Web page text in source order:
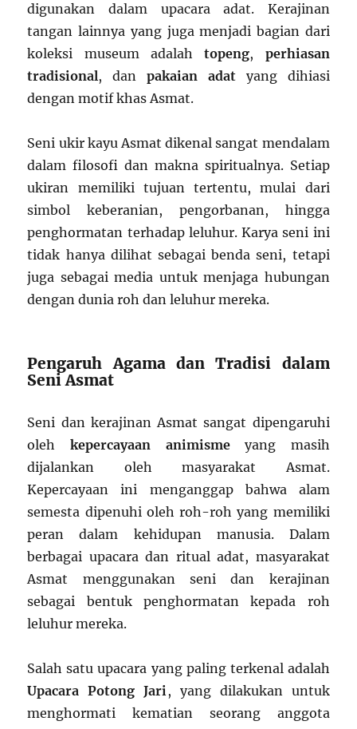
digunakan dalam upacara adat. Kerajinan
tangan lainnya yang juga menjadi bagian dari
koleksi museum adalahtopeng, perhiasan
tradisional, danpakaian adatyang dihiasi
dengan motif khas Asmat.
Seni ukir kayu Asmat dikenal sangat mendalam
dalam filosofi dan makna spiritualnya. Setiap
ukiran memiliki tujuan tertentu, mulai dari
simbol keberanian, pengorbanan, hingga
penghormatan terhadap leluhur. Karya seni ini
tidak hanya dilihat sebagai benda seni, tetapi
juga sebagai media untuk menjaga hubungan
dengan dunia roh dan leluhur mereka.
Pengaruh Agama dan Tradisi dalam
Seni Asmat
Seni dan kerajinan Asmat sangat dipengaruhi
oleh kepercayaan animismeyang masih
dijalankan oleh masyarakat Asmat.
Kepercayaan ini menganggap bahwa alam
semesta dipenuhi oleh roh-roh yang memiliki
peran dalam kehidupan manusia. Dalam
berbagai upacara dan ritual adat, masyarakat
Asmat menggunakan seni dan kerajinan
sebagai bentuk penghormatan kepada roh
leluhur mereka.
Salah satu upacara yang paling terkenal adalah
Upacara Potong Jari, yang dilakukan untuk
menghormati kematian seorang anggota